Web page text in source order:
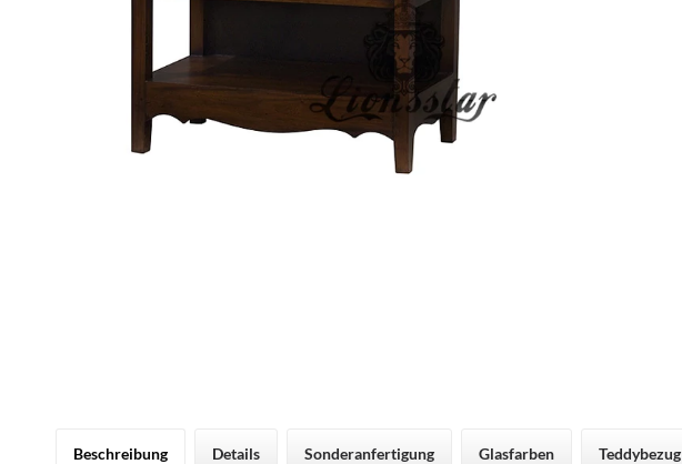
Beschreibung Details Sonderanfertigung Glasfarben Teddybezug